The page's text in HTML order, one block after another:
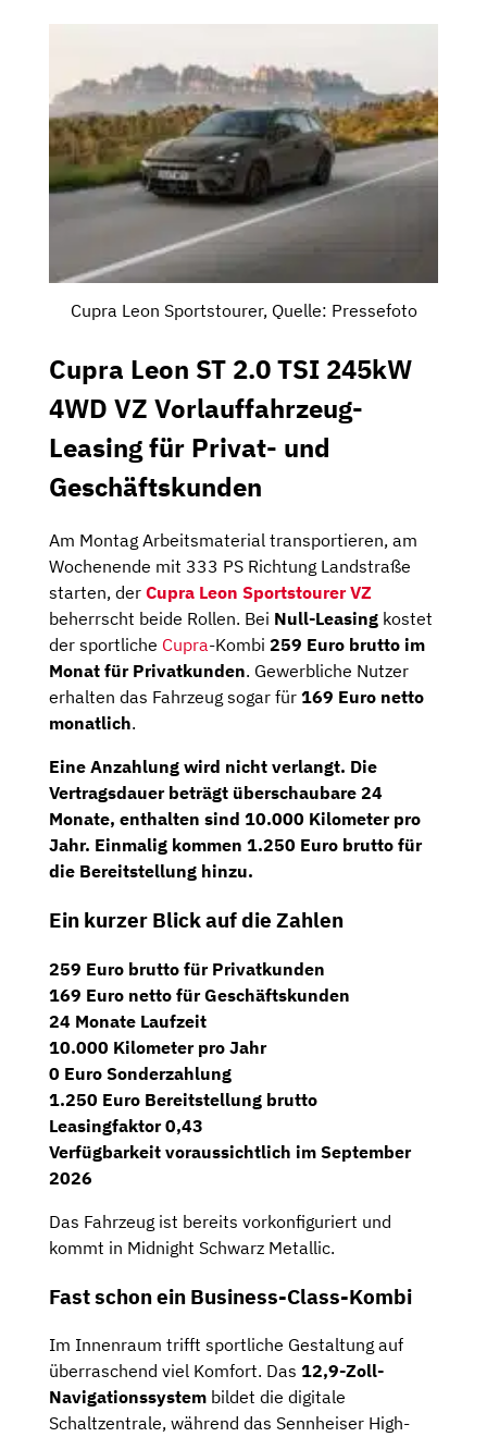
Cupra Leon Sportstourer, Quelle: Pressefoto
Cupra Leon ST 2.0 TSI 245kW
4WD VZ Vorlauffahrzeug-
Leasing für Privat- und
Geschäftskunden
Am Montag Arbeitsmaterial transportieren, am
Wochenende mit 333 PS Richtung Landstraße
starten, der Cupra Leon Sportstourer VZ
beherrscht beide Rollen. Bei Null-Leasing kostet
der sportliche Cupra-Kombi 259 Euro brutto im
Monat für Privatkunden. Gewerbliche Nutzer
erhalten das Fahrzeug sogar für 169 Euro netto
monatlich.
Eine Anzahlung wird nicht verlangt. Die
Vertragsdauer beträgt überschaubare 24
Monate, enthalten sind 10.000 Kilometerpro
Jahr. Einmalig kommen 1.250 Euro brutto für
die Bereitstellung hinzu.
Ein kurzer Blick auf die Zahlen
259 Euro brutto für Privatkunden
169 Euro netto für Geschäftskunden
24 Monate Laufzeit
10.000 Kilometer pro Jahr
0 Euro Sonderzahlung
1.250 Euro Bereitstellung brutto
Leasingfaktor 0,43
Verfügbarkeit voraussichtlich im September
2026
Das Fahrzeug ist bereits vorkonfiguriert und
kommt in Midnight Schwarz Metallic.
Fast schon ein Business-Class-Kombi
Im Innenraum trifft sportliche Gestaltung auf
überraschend viel Komfort. Das 12,9-Zoll-
Navigationssystem bildet die digitale
Schaltzentrale, während das Sennheiser High-